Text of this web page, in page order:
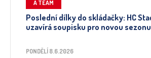
A TEAM
Poslední dílky do skládačky: HC
uzavírá soupisku pro novou sezonu
PONDĚLÍ 8.6.2026